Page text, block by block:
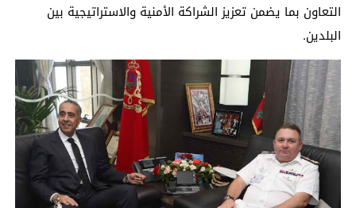
التعاون بما يضمن تعزيز الشراكة الأمنية والاستراتيجية بين
البلدين.